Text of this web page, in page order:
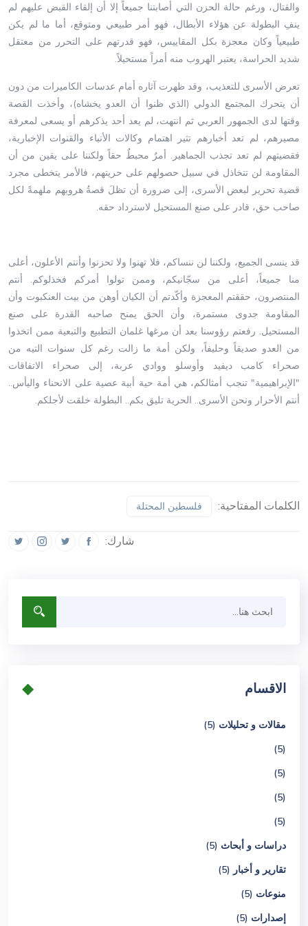
والقتال، ورغم حالة الحزن التي أصابتنا جميعاً إلا أن إلقاء القبض عليهم لم
ينفِ البطولة عن هؤلاء الأبطال، فهو أمر طبيعي ومتوقع، أما ما لم يكن
طبيعياً وكان معجزة بكل المقاييس، فهو قدرتهم على التحرر من معتقل
شديد الحراسة، يعتبر الهروب منه أمراً مستحيلاً.
تعرض الأسرى للتعذيب، وقد ظهرت آثاره أمام عدسات الكاميرات من دون
أن يتحرك المجتمع الدولي (الذي ظنوا أن العدو يخشاه)، وأخذت القصة
وقتها لدى الجمهور العربي ثم انتهت، لم يعد أحد يذكرهم أو يسعى لمعرفة
مصيرهم، لم تعد أخبارهم تثير اهتمام وكالات الأنباء والقنوات الإخبارية،
فقضيتهم لم تعد تجذب الجماهير. أمرٌ محبطٌ حقاً ولكننا على يقين من أن
المقاومة لن تتخاذل في سبيل حصولهم على حريتهم، فالأمر يتخطى مجرد
قضية تحرير لبعض الأسرى، إلى ضرورة أن تظلَ قصةُ هروبهم ملهمةً لكل
صاحب حق، قادر على صنع المستحيل لاسترداد حقه.
قد ينسى الجميع، ولكننا لن ننساكم، فلا تهنوا ولا تحزنوا وأنتم الأعلون، أعلى
منا جميعاً، أعلى من سجّانيكم، وممن تولوا أمركم فخذلوكم. أنتم
المنتصرون، حققتم المعجزة وأكّدتم أن الكيان أوهن من بيت العنكبوت وأن
المقاومة جدوى مستمرة، وأن الحق يمنح صاحبه القدرة على صنع
المستحيل. رفعتم رؤوسنا بعد أن مرغها غلمان التطبيع والتبعية ممن اتخذوا
من العدو صديقاً وحليفاً، ولكن أمة ما زالت رغم كل سنوات التيه من
صحراء كامب ديفيد وأوسلو ووادي عربة، إلى صحراء الاتفاقات
"الإبراهيمية" تنجب أمثالكم، هي أمة حية أبية عصية على الانحناء واليأس..
أنتم الأحرار ونحن الأسرى.. الحرية تليق بكم.. البطولة خلقت لأجلكم.
الكلمات المفتاحية: فلسطين المحتلة
شارك:
الاقسام
مقالات و تحليلات (5)
(5)
(5)
(5)
(5)
دراسات و أبحاث (5)
تقارير و أخبار (5)
منوعات (5)
إصدارات (5)